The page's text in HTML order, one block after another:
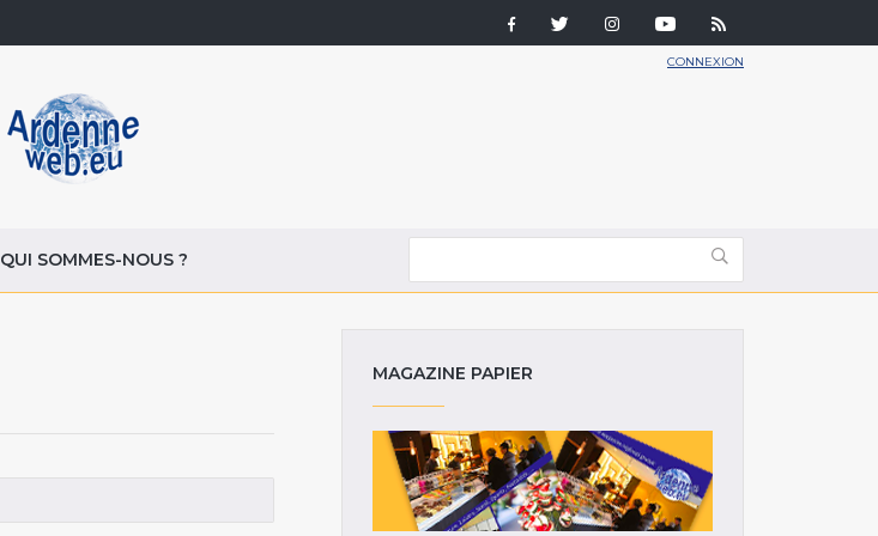
CONNEXION
QUI SOMMES-NOUS ?
MAGAZINE PAPIER